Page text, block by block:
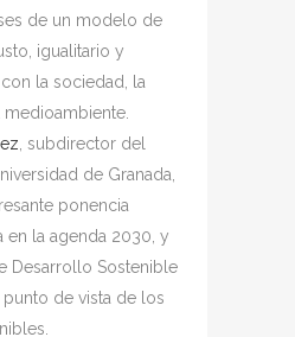
de un modelo de
igualitario y
la sociedad, la
, subdirector del
de Granada,
ponencia
en la agenda 2030, y
Desarrollo Sostenible
punto de vista de los